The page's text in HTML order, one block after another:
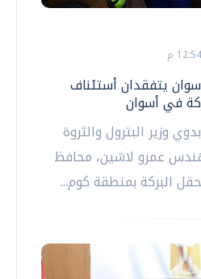
يتفقدان أستئناف
في أسوان
وزير البترول والثروة
عمرو لاشين، محافظ
البركة بمنطقة كوم...